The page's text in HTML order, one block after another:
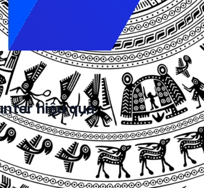
hiện lỗi ngữ pháp và đạo văn. Bạn
mình.
khi Mức độ đọc là chỉ số về mức độ
bài viết của mình, cũng như phù hợp
hiệu quả
sẽ giúp bạn phân tích và tính toán số
và đối tượng của bạn.